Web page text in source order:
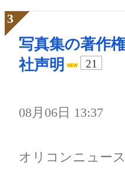
写真集の著作
社声明
21
08月06日 13:37
オリコンニュース